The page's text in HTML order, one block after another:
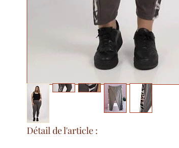
Détail de l'article :